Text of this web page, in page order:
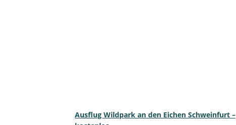
Ausflug Wildpark an den Eichen Schweinfurt –